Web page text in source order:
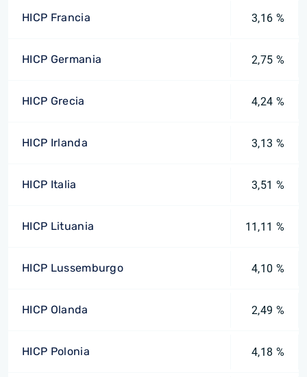
HICP Francia 3,16 %
HICP Germania 2,75 %
HICP Grecia 4,24 %
HICP Irlanda 3,13 %
HICP Italia 3,51 %
HICP Lituania 11,11 %
HICP Lussemburgo 4,10 %
HICP Olanda 2,49 %
HICP Polonia 4,18 %